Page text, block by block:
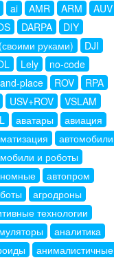
ai AMR ARM
AUV
DARPA
DIY
руками)
DJI
Lely
no-code
place
ROV
RPA
USV+ROV
VSLAM
аватары
авиация
автомобили
и роботы
автопром
агродроны
технологии
аналитика
анималистичные